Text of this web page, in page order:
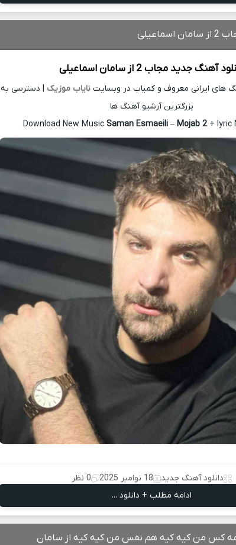
آهنگ جدید مجاب 2 از سامان اسماعیلی
های ایرانی معروف و کمیاب در وبسایتنایاب موزیک | دسترسی به
بزرگترین آرشیو آهنگ ها
Download New Music Saman Esmaeili– Mojab 2+ lyric
دانلود آهنگ جدید 18 نوامبر 2025
0 نظر
ادامه مطلب + دانلود ...
کس من کیه کیه هم نفس من کیه کیه از سامان